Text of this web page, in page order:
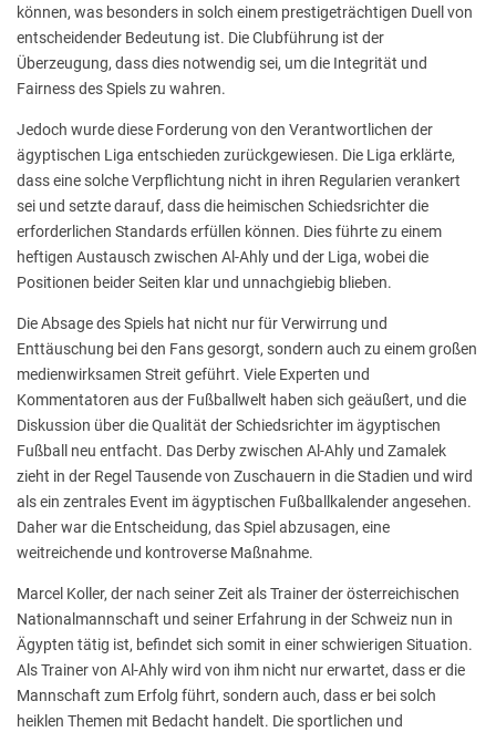
können, was besonders in solch einem prestigeträchtigen Duell von
entscheidender Bedeutung ist. Die Clubführung ist der
Überzeugung, dass dies notwendig sei, um die Integrität und
Fairness des Spiels zu wahren.
Jedoch wurde diese Forderung von den Verantwortlichen der
ägyptischen Liga entschieden zurückgewiesen. Die Liga erklärte,
dass eine solche Verpflichtung nicht in ihren Regularien verankert
sei und setzte darauf, dass die heimischen Schiedsrichter die
erforderlichen Standards erfüllen können. Dies führte zu einem
heftigen Austausch zwischen Al-Ahly und der Liga, wobei die
Positionen beider Seiten klar und unnachgiebig blieben.
Die Absage des Spiels hat nicht nur für Verwirrung und
Enttäuschung bei den Fans gesorgt, sondern auch zu einem großen
medienwirksamen Streit geführt. Viele Experten und
Kommentatoren aus der Fußballwelt haben sich geäußert, und die
Diskussion über die Qualität der Schiedsrichter im ägyptischen
Fußball neu entfacht. Das Derby zwischen Al-Ahly und Zamalek
zieht in der Regel Tausende von Zuschauern in die Stadien und wird
als ein zentrales Event im ägyptischen Fußballkalender angesehen.
Daher war die Entscheidung, das Spiel abzusagen, eine
weitreichende und kontroverse Maßnahme.
Marcel Koller, der nach seiner Zeit als Trainer der österreichischen
Nationalmannschaft und seiner Erfahrung in der Schweiz nun in
Ägypten tätig ist, befindet sich somit in einer schwierigen Situation.
Als Trainer von Al-Ahly wird von ihm nicht nur erwartet, dass er die
Mannschaft zum Erfolg führt, sondern auch, dass er bei solch
heiklen Themen mit Bedacht handelt. Die sportlichen und